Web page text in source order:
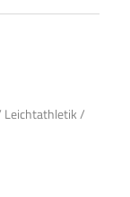
Leichtathletik/